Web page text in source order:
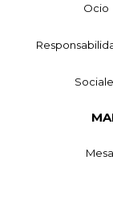
Ocio